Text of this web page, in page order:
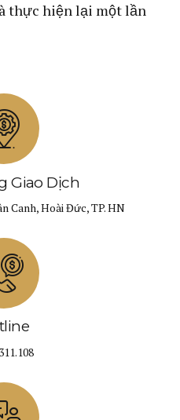
thực hiện lại một lần
Giao Dịch
Canh, Hoài Đức, TP. HN